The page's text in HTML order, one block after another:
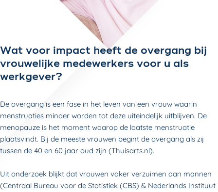
Wat voor impact heeft de overgang bij
vrouwelijke medewerkers voor u als
werkgever?
De overgang is een fase in het leven van een vrouw waarin
menstruaties minder worden tot deze uiteindelijk uitblijven. De
menopauze is het moment waarop de laatste menstruatie
plaatsvindt. Bij de meeste vrouwen begint de overgang als zij
tussen de 40 en 60 jaar oud zijn (Thuisarts.nl).
Uit onderzoek blijkt dat vrouwen vaker verzuimen dan mannen
(Centraal Bureau voor de Statistiek (CBS) & Nederlands Instituut